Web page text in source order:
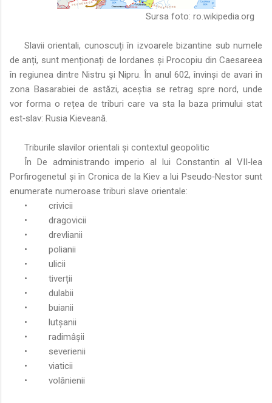
Sursa foto: ro.wikipedia.org
Slavii orientali, cunoscuți în izvoarele bizantine sub numele
de anți, sunt menționați de Iordanes și Procopiu din Caesareea
în regiunea dintre Nistru și Nipru. În anul 602, învinși de avari în
zona Basarabiei de astăzi, aceștia se retrag spre nord, unde
vor forma o rețea de triburi care va sta la baza primului stat
est‑slav: Rusia Kieveană.
Triburile slavilor orientali și contextul geopolitic
În De administrando imperio al lui Constantin al VII‑lea
Porfirogenetul și în Cronica de la Kiev a lui Pseudo‑Nestor sunt
enumerate numeroase triburi slave orientale:
•
crivicii
•
dragovicii
•
drevlianii
•
polianii
•
ulicii
•
tiverții
•
dulabii
•
buianii
•
lutșanii
•
radimâșii
•
severienii
•
viaticii
•
volânienii